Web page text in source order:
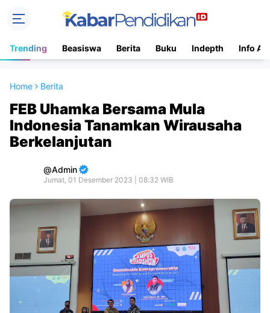
Trending Beasiswa Berita Buku Indepth Info
Home Berita
FEB Uhamka Bersama Mula
Indonesia Tanamkan Wirausaha
Berkelanjutan
Admin
Jumat, 01 Desember 2023 | 08:32 WIB